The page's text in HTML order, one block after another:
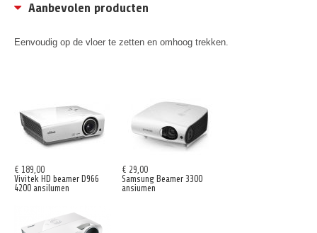
Aanbevolen producten
Eenvoudig op de vloer te zetten en omhoog trekken.
€ 189,00
Vivitek HD beamer D966
4200 ansilumen
€ 29,00
Samsung Beamer 3300
ansiumen